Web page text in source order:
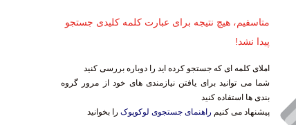
متاسفیم، هیچ نتیجه برای عبارت کلمه کلیدی جستجو
پیدا نشد!
املای کلمه ای که جستجو کرده اید را دوباره بررسی کنید
شما می توانید برای یافتن نیازمندی های خود از مرور گروه
بندی ها استفاده کنید
پیشنهاد می کنیم راهنمای جستجوی لوکوپوک را بخوانید